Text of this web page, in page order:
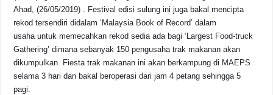
b
o
o
k
A
p
p
d
s
Li
n
k
Ahad, (26/05/2019) . Festival edisi sulung ini juga bakal mencipta
rekod tersendiri didalam ‘Malaysia Book of Record’ dalam
usaha untuk memecahkan rekod sedia ada bagi ‘Largest Food-truck
Gathering’ dimana sebanyak 150 pengusaha trak makanan akan
dikumpulkan. Fiesta trak makanan ini akan berkampung di MAEPS
selama 3 hari dan bakal beroperasi dari jam 4 petang sehingga 5
pagi.